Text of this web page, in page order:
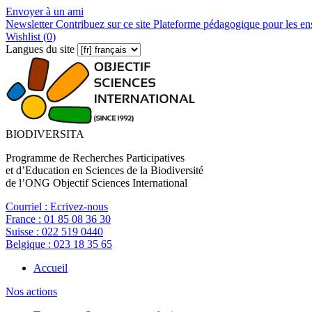
Envoyer à un ami
NewsletterContribuez sur ce site Plateforme pédagogique pour les
Wishlist (0)
Langues du site
BIODIVERSITA
Programme de Recherches Participatives
et d’Education en Sciences de la Biodiversité
de l’ONG Objectif Sciences International
Courriel : Ecrivez-nous
France : 01 85 08 36 30
Suisse : 022 519 0440
Belgique : 023 18 35 65
Accueil
Nos actions